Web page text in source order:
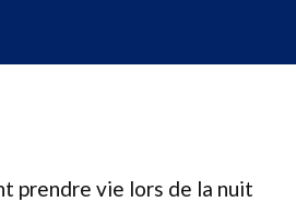
prendre vie lors de la nuit